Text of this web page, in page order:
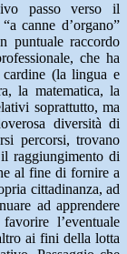
passo verso il
canne d’organo”
puntuale raccordo
che ha
(la lingua e
la matematica, la
soprattutto, ma
diversità di
percorsi, trovano
raggiungimento di
al fine di fornire a
cittadinanza, ad
ad apprendere
l’eventuale
ai fini della lotta